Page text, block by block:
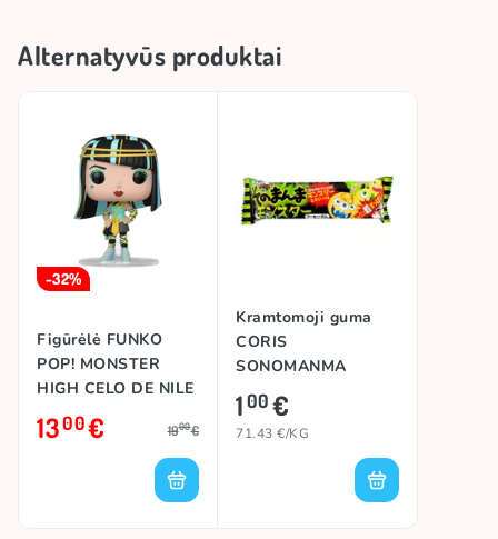
Alternatyvūs produktai
-32%
Figūrėlė FUNKO
POP! MONSTER
HIGH CELO DE NILE
(117)
1300€ 1900€
Kramtomoji guma
CORIS
SONOMANMA
MONSTER, 14g
100€
71.43 €/KG